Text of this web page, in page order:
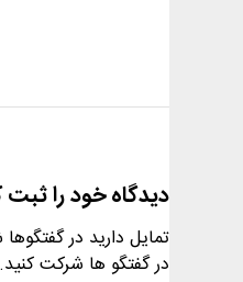
دیدگاه خود را ثبت
تمایل دارید در
در گفتگو ها شرکت کنید.